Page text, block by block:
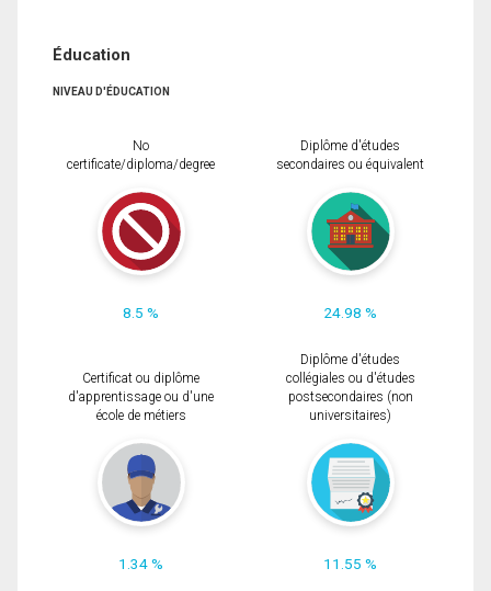
Éducation
NIVEAU D'ÉDUCATION
No
certificate/diploma/degree
8.5 %
Diplôme d'études
secondaires ou équivalent
24.98 %
Certificat ou diplôme
d'apprentissage ou d'une
école de métiers
1.34 %
Diplôme d'études
collégiales ou d'études
postsecondaires (non
universitaires)
11.55 %